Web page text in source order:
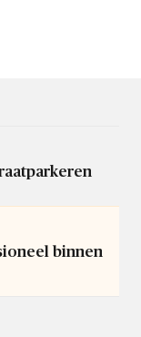
binnen